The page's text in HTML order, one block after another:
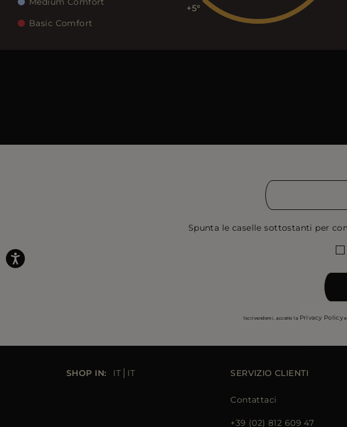
Basic Comfort
+5
Spunta le caselle sottostanti per
Iscrivendomi, accetto la Privacy Policye
SHOP IN: IT IT SERVIZIO CLIENTI
Contattaci
+39 (02) 812 609 47